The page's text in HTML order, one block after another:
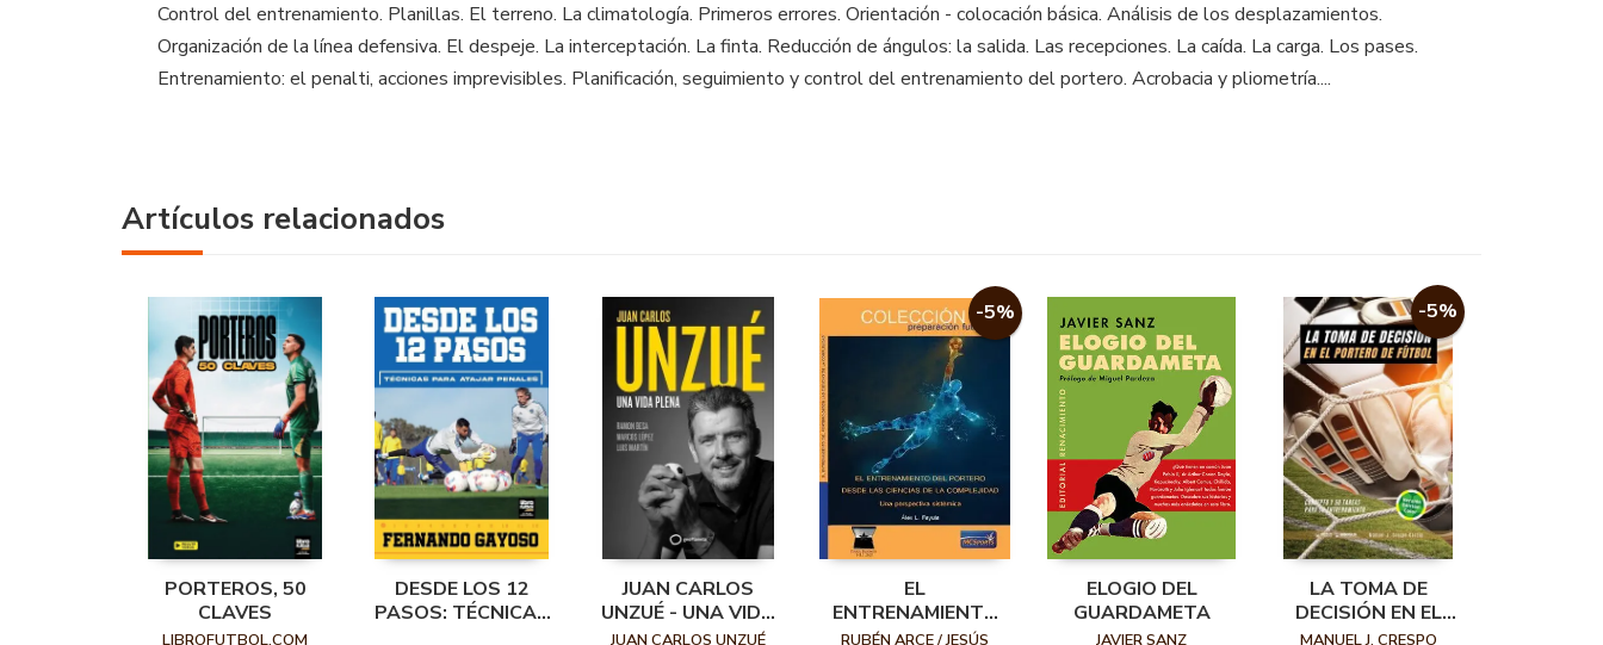
Control del entrenamiento. Planillas. El terreno. La climatología. Primeros errores. Orientación - colocación básica. Análisis de los desplazamientos.
Organización de la línea defensiva. El despeje. La interceptación. La finta. Reducción de ángulos: la salida. Las recepciones. La caída. La carga. Los pases.
Entrenamiento: el penalti, acciones imprevisibles. Planificación, seguimiento y control del entrenamiento del portero. Acrobacia y pliometría....
Artículos relacionados
PORTEROS, 50
CLAVES
LIBROFUTBOL.COM
DESDE LOS 12
PASOS: TÉCNICAS
JUAN CARLOS
UNZUÉ - UNA VIDA
PLENA
JUAN CARLOS UNZUÉ
-5%
EL
ENTRENAMIENTO
DEL PORTERO
RUBÉN ARCE / JESÚS
ELOGIO DEL
GUARDAMETA
JAVIER SANZ
-5%
LA TOMA DE
DECISIÓN EN EL
PORTERO DE
MANUEL J. CRESPO